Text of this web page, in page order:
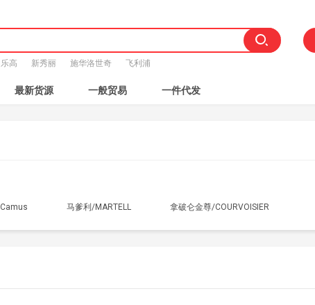
乐高 新秀丽 施华洛世奇 飞利浦
最新货源 一般贸易 一件代发
马爹利/MARTELL 拿破仑金尊/COURVOISIER